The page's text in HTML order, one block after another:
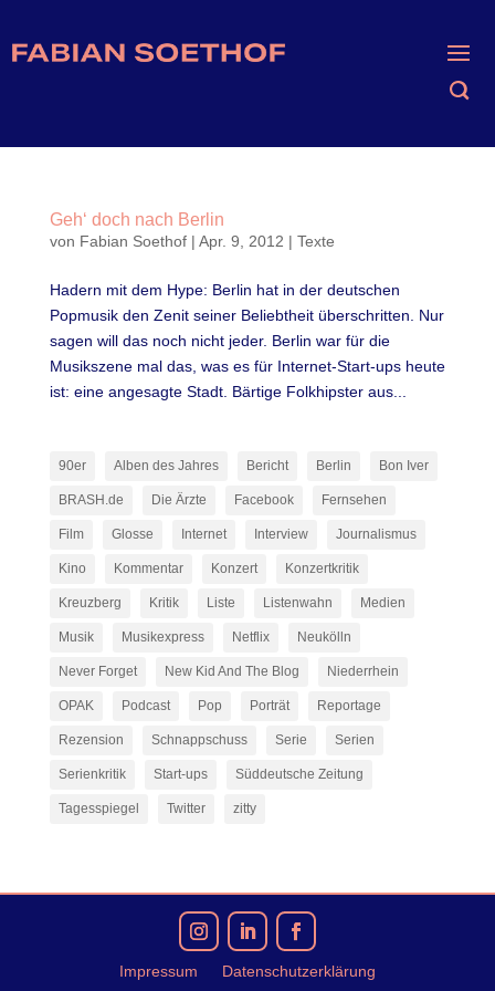
Geh‘ doch nach Berlin
von Fabian Soethof| Apr. 9, 2012 | Texte
Hadern mit dem Hype: Berlin hat in der deutschen
Popmusik den Zenit seiner Beliebtheit überschritten. Nur
sagen will das noch nicht jeder. Berlin war für die
Musikszene mal das, was es für Internet-Start-ups heute
ist: eine angesagte Stadt. Bärtige Folkhipster aus...
90er Alben des Jahres Bericht Berlin Bon Iver
BRASH.de Die Ärzte Facebook Fernsehen
Film Glosse Internet Interview Journalismus
Kino Kommentar Konzert Konzertkritik
Kreuzberg Kritik Liste Listenwahn Medien
Musik Musikexpress Netflix Neukölln
Never Forget New Kid And The Blog Niederrhein
OPAK Podcast Pop Porträt Reportage
Rezension Schnappschuss Serie Serien
Serienkritik Start-ups Süddeutsche Zeitung
Tagesspiegel Twitter zitty
Impressum Datenschutzerklärung